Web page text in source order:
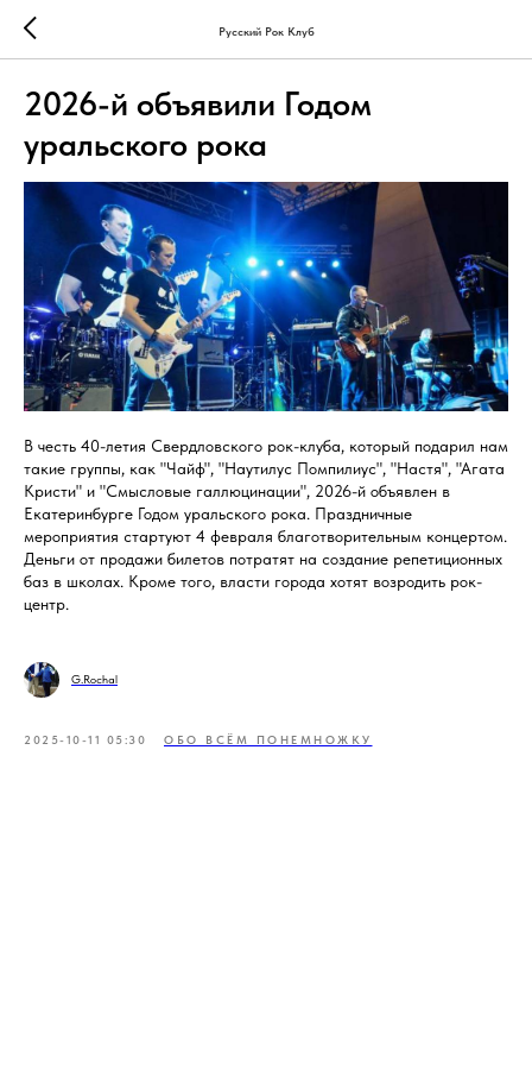
Русский Рок Клуб
2026-й объявили Годом
уральского рока
В честь 40-летия Свердловского рок-клуба, который подарил нам
такие группы, как "Чайф", "Наутилус Помпилиус", "Настя", "Агата
Кристи" и "Смысловые галлюцинации", 2026-й объявлен в
Екатеринбурге Годом уральского рока. Праздничные
мероприятия стартуют 4 февраля благотворительным концертом.
Деньги от продажи билетов потратят на создание репетиционных
баз в школах. Кроме того, власти города хотят возродить рок-
центр.
G.Rochal
2025-10-11 05:30 ОБО ВСЁМ ПОНЕМНОЖКУ